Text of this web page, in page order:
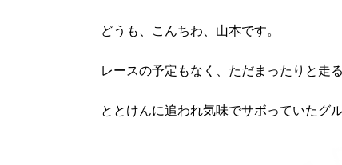
どうも、こんちわ、山本です。
レースの予定もなく、ただまったりと走
ととけんに追われ気味でサボっていたグ